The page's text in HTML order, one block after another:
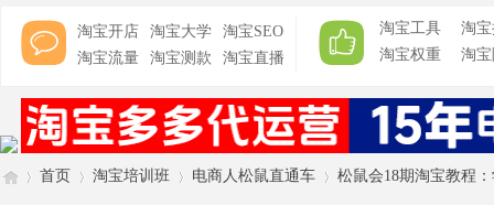
淘宝开店 淘宝大学
淘宝SEO
淘宝流量
淘宝测款 淘宝直播
淘宝工具
淘
淘宝权重
淘
首页 淘宝培训班 电商人松鼠直通车 松鼠会18期淘宝教程